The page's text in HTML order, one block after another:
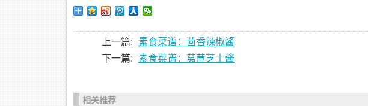
上一篇: 素食菜谱：茴香辣椒酱
下一篇: 素食菜谱：莴苣芝士酱
相关推荐